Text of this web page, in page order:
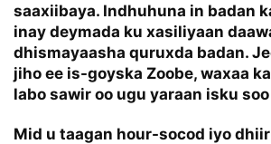
saaxiibaya. Indhuhuna in badan
inay deymada ku xasiliyaan
dhismayaasha quruxda badan.
jiho ee is-goyska Zoobe, waxaa
labo sawir oo ugu yaraan isku
Mid u taagan hour-socod iyo